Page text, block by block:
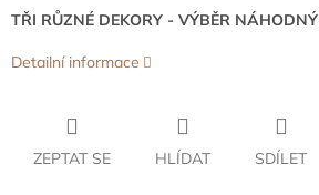
TŘI RŮZNÉ DEKORY - VÝBĚR NÁHODNÝ
Detailní informace
ZEPTAT SE HLÍDAT SDÍLET